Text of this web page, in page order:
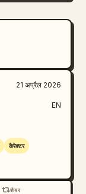
21 अप्रैल 2026
EN
कैरेक्टर
शेयर